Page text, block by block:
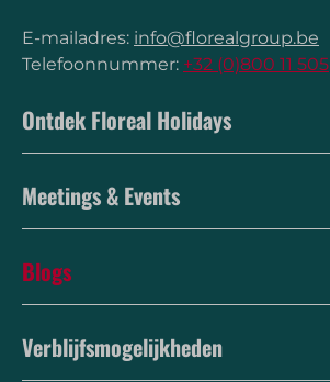
E-mailadres: info@florealgroup.be
Telefoonnummer: +32 (0)800 11 505
Ontdek Floreal Holidays
Meetings & Events
Blogs
Verblijfsmogelijkheden